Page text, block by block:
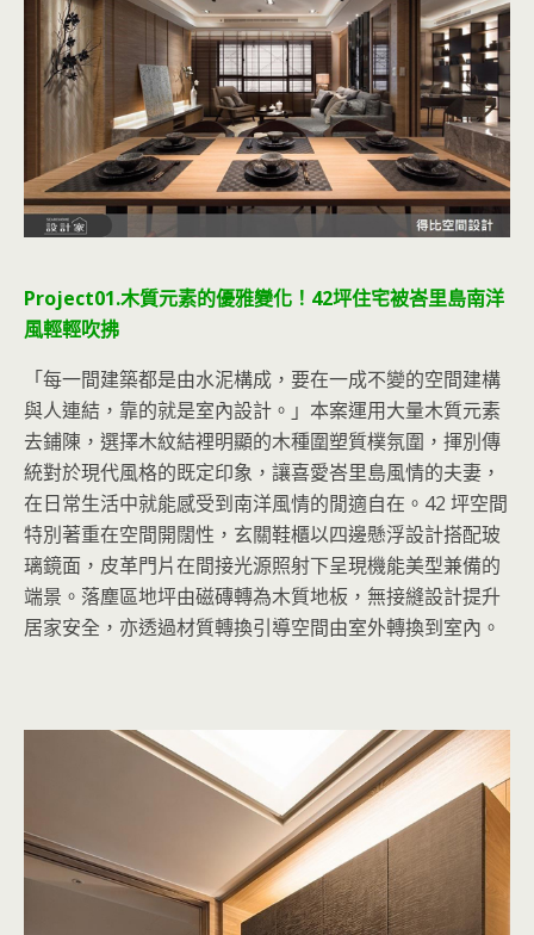
Project01.木質元素的優雅變化！42坪住宅被峇里島南洋
風輕輕吹拂
「每一間建築都是由水泥構成，要在一成不變的空間建構
與人連結，靠的就是室內設計。」本案運用大量木質元素
去鋪陳，選擇木紋結裡明顯的木種圍塑質樸氛圍，揮別傳
統對於現代風格的既定印象，讓喜愛峇里島風情的夫妻，
在日常生活中就能感受到南洋風情的閒適自在。42 坪空間
特別著重在空間開闊性，玄關鞋櫃以四邊懸浮設計搭配玻
璃鏡面，皮革門片在間接光源照射下呈現機能美型兼備的
端景。落塵區地坪由磁磚轉為木質地板，無接縫設計提升
居家安全，亦透過材質轉換引導空間由室外轉換到室內。